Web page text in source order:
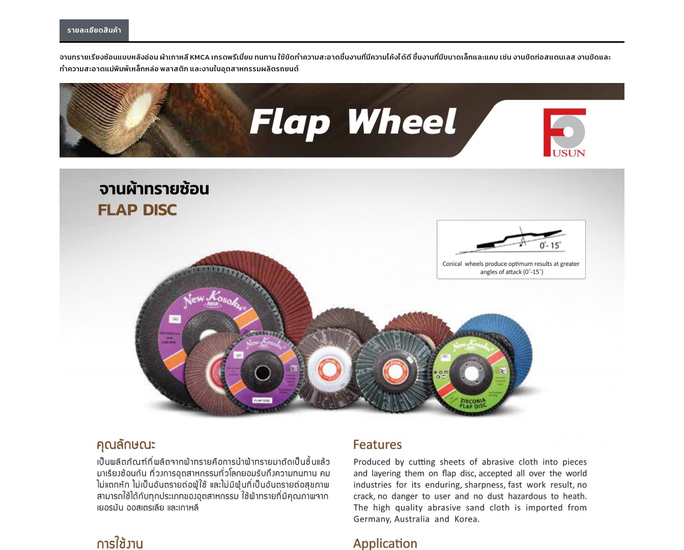
รายละเอียดสินค้า
จานทรายเรียงซ้อนแบบหลังอ่อน ผ้าเกาหลี KMCA เกรดพรีเมี่ยม ทนทาน ใช้ขัดทำความสะอาดชิ้นงานที่มีความโค้งได้ดี ชิ้นงานที่มีขนาดเล็กและแคบ เช่น งานขัดท่อสแตนเลส งานขัดและ
ทำความสะอาดแม่พิมพ์เหล็กหล่อ พลาสติก และงานในอุตสาหกรรมผลิตรถยนต์